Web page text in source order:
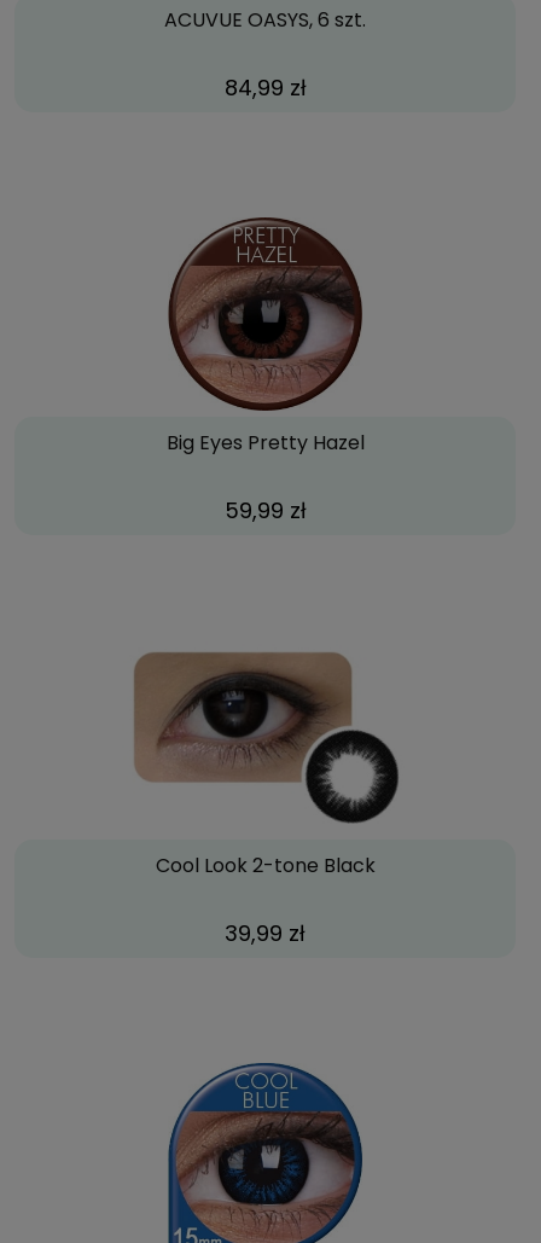
ACUVUE OASYS, 6 szt.
84,99 zł
Big Eyes Pretty Hazel
59,99 zł
Cool Look 2-tone Black
39,99 zł